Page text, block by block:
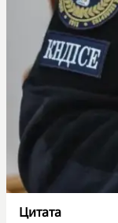
Цитата